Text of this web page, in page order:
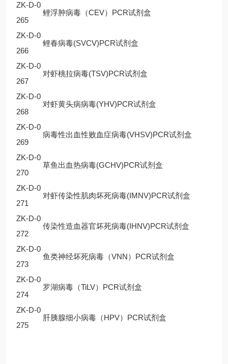
ZK-D-0
265
鲤浮肿病毒（CEV）PCR试剂盒
ZK-D-0
266
鲤春病毒(SVCV)PCR试剂盒
ZK-D-0
267
对虾桃拉病毒(TSV)PCR试剂盒
ZK-D-0
268
对虾黄头病病毒(YHV)PCR试剂盒
ZK-D-0
269
病毒性出血性败血症病毒(VHSV)PCR试剂盒
ZK-D-0
270
草鱼出血热病毒(GCHV)PCR试剂盒
ZK-D-0
271
对虾传染性肌肉坏死病毒(IMNV)PCR试剂盒
ZK-D-0
272
传染性造血器官坏死病毒(IHNV)PCR试剂盒
ZK-D-0
273
鱼类神经坏死病毒（VNN）PCR试剂盒
ZK-D-0
274
罗湖病毒（TiLV）PCR试剂盒
ZK-D-0
275
肝胰腺细小病毒（HPV）PCR试剂盒